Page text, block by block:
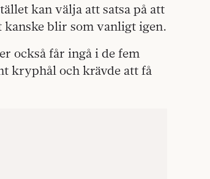
kan välja att satsa på att
kanske blir som vanligt igen.
också får ingå i de fem
kryphål och krävde att få